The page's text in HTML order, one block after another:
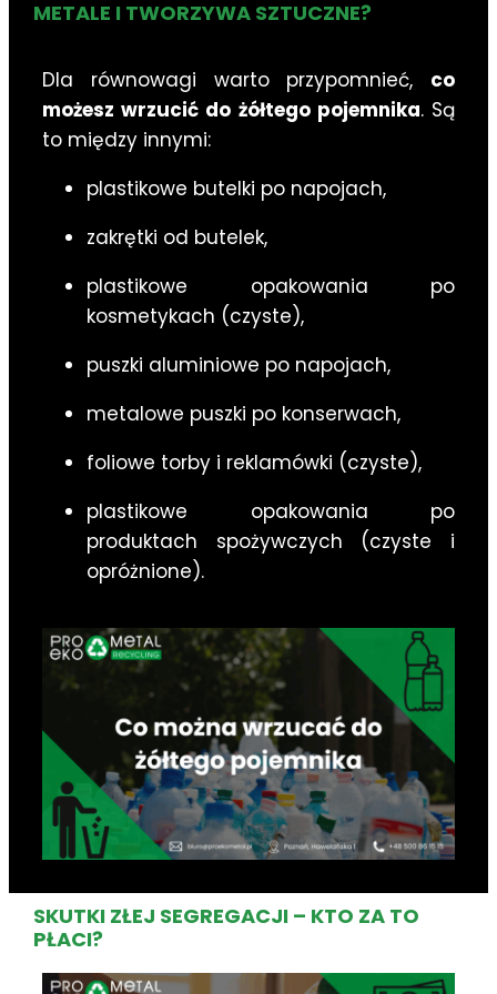
METALE I TWORZYWA SZTUCZNE?
Dla równowagi warto przypomnieć, co
możesz wrzucić do żółtego pojemnika. Są
to między innymi:
plastikowe butelki po napojach,
zakrętki od butelek,
plastikowe opakowania po
kosmetykach (czyste),
puszki aluminiowe po napojach,
metalowe puszki po konserwach,
foliowe torby i reklamówki (czyste),
plastikowe opakowania po
produktach spożywczych (czyste i
opróżnione).
SKUTKI ZŁEJ SEGREGACJI – KTO ZA TO
PŁACI?